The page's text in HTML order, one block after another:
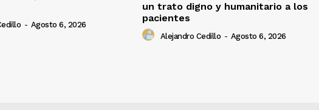
- Agosto 6, 2026
un trato digno y humanitario a los
pacientes
Alejandro Cedillo - Agosto 6, 2026